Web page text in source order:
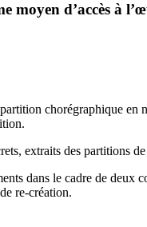
d’accès à
chorégraphique en
extraits des partitions
dans le cadre de
re-création.